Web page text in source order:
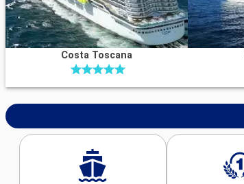
Costa Toscana